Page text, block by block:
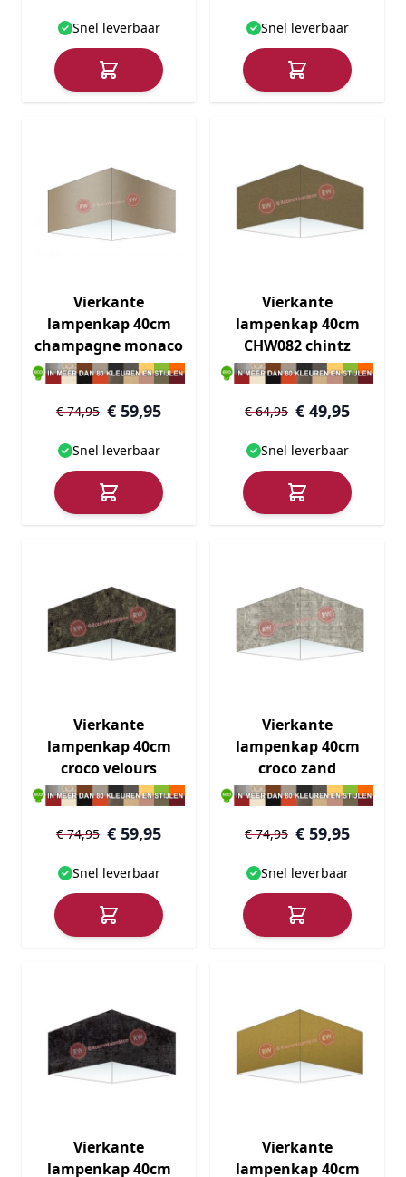
Snel leverbaar Snel leverbaar
Vierkante
lampenkap 40cm
champagne monaco
€ 59,95
€ 74,95
Snel leverbaar
Vierkante
lampenkap 40cm
CHW082 chintz
€ 49,95
€ 64,95
Snel leverbaar
Vierkante
lampenkap 40cm
croco velours
donkergrijs
€ 59,95
€ 74,95
Snel leverbaar
Vierkante
lampenkap 40cm
croco zand
€ 59,95
€ 74,95
Snel leverbaar
Vierkante
lampenkap 40cm
Vierkante
lampenkap 40cm